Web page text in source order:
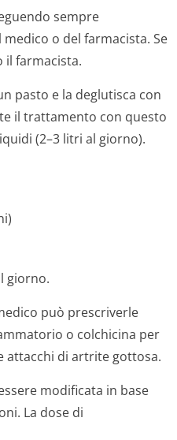
sempre
o del farmacista. Se
il farmacista.
pasto e la deglutisca con
il trattamento con questo
(2–3 litri al giorno).
giorno.
può prescriverle
o colchicina per
attacchi di artrite gottosa.
modificata in base
La dose di